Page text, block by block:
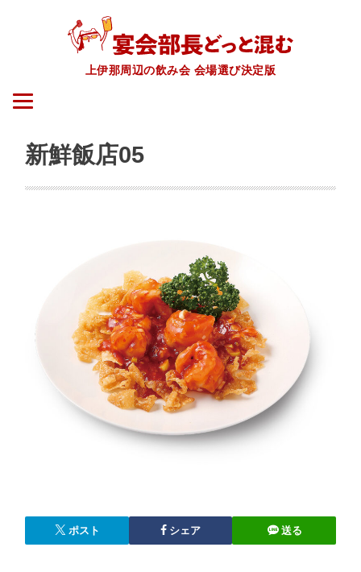
上伊那周辺の飲み会 会場選び決定版
新鮮飯店05
ポスト シェア 送る